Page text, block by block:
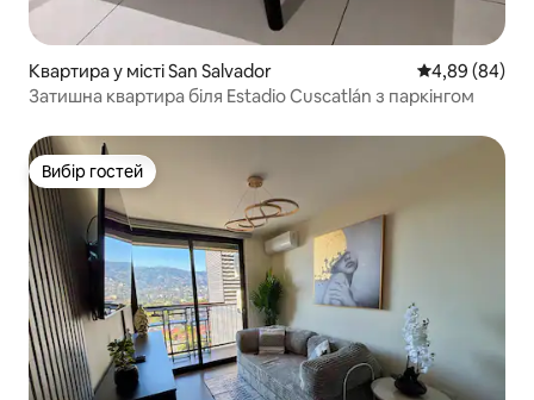
Квартира у місті San Salvador Середня
4,89 (84)
Затишна квартира біля Estadio Cuscatlán з паркінгом
Вибір гостей
Вибір гостей